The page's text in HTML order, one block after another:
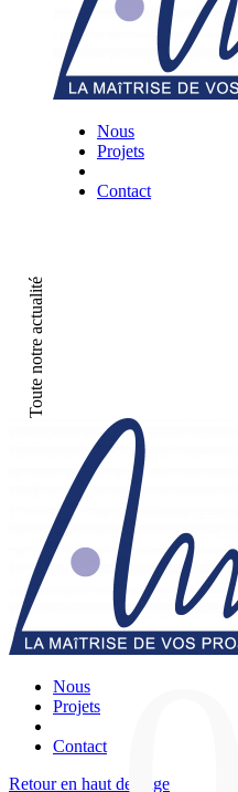
Nous
Projets
Contact
Nous
Projets
Contact
Retour en haut de page